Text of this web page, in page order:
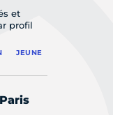
et
profil
JEUNE